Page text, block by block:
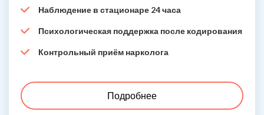
Наблюдение в стационаре 24 часа
Психологическая поддержка после кодирования
Контрольный приём нарколога
Подробнее